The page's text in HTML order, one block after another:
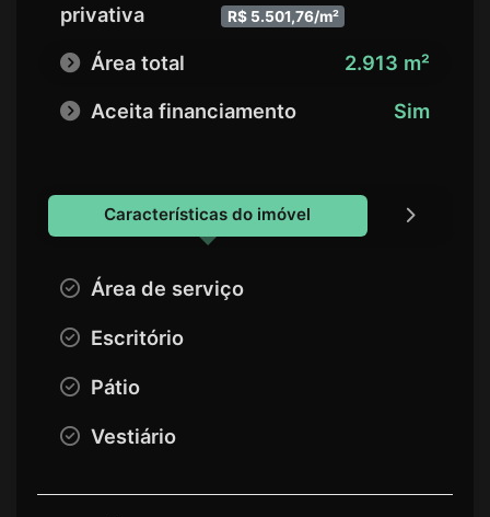
privativa
R$ 5.501,76/m²
Área total
2.913 m²
Aceita financiamento
Sim
Características do imóvel
Área de serviço
Escritório
Pátio
Vestiário